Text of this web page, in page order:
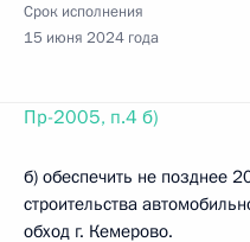
Срок исполнения
15 июня 2024 года
Пр-2005, п.4 б)
б) обеспечить не позднее
строительства
обход г. Кемерово.